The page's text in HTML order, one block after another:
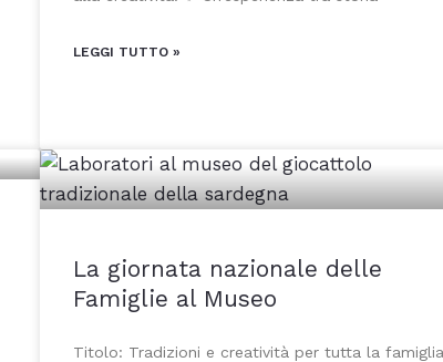
LEGGI TUTTO »
La giornata nazionale delle
Famiglie al Museo
Titolo: Tradizioni e creatività per tutta la famiglia